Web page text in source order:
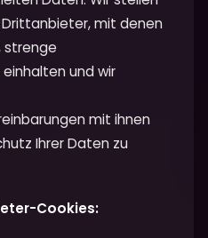
mit denen
strenge
und wir
mit ihnen
Ihrer Daten zu
Cookies: